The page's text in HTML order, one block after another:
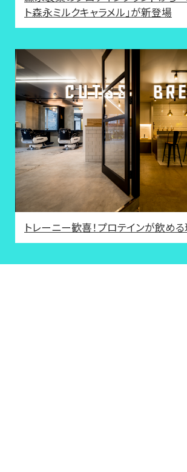
ト森永ミルクキャラメル」が新登場
トレーニー歓喜！プロテインが飲め